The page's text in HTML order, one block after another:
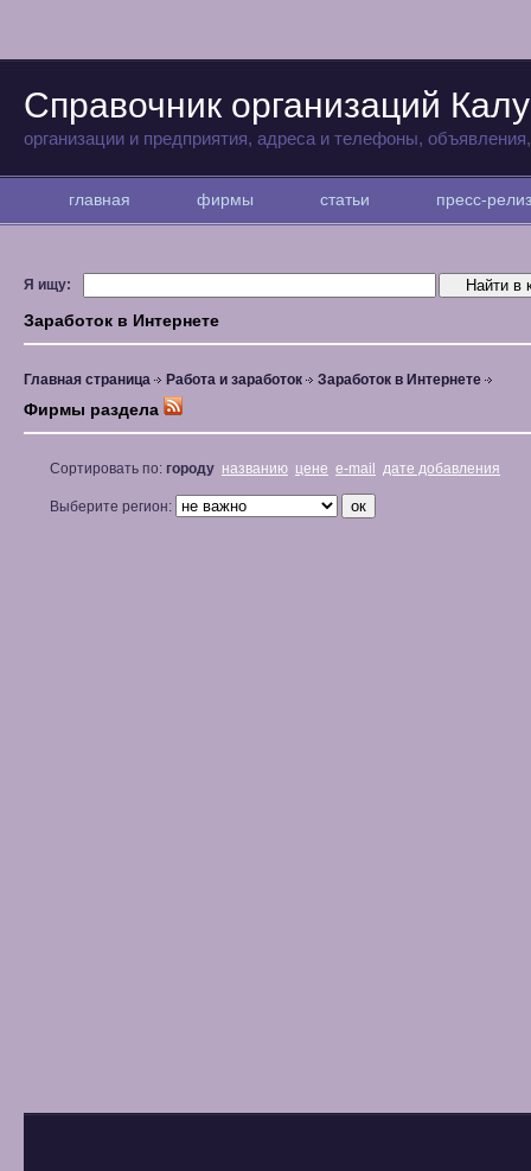
Справочник организаций
организации и предприятия, адреса и телефоны,
главная фирмы статьи пресс-
Я ищу:
Заработок в Интернете
Главная страница Работа и заработок Заработок в Интернете
Фирмы раздела
Сортировать по: городу названию цене e-mail дате добавления
Выберите регион: